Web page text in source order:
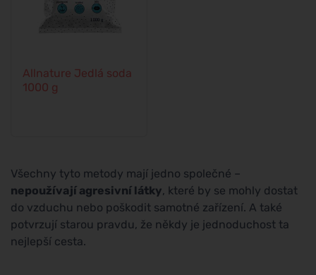
Allnature Jedlá soda
1000 g
Všechny tyto metody mají jedno společné –
nepoužívají agresivní látky, které by se mohly dostat
do vzduchu nebo poškodit samotné zařízení. A také
potvrzují starou pravdu, že někdy je jednoduchost ta
nejlepší cesta.